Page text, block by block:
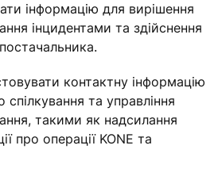
інформацію для вирішення
інцидентами та здійснення
контактну інформацію
спілкування та управління
такими як надсилання
про операції KONE та